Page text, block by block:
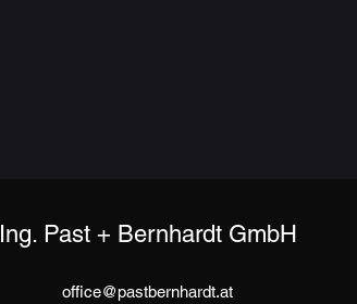
Ing. Past + Bernhardt GmbH
office@pastbernhardt.at